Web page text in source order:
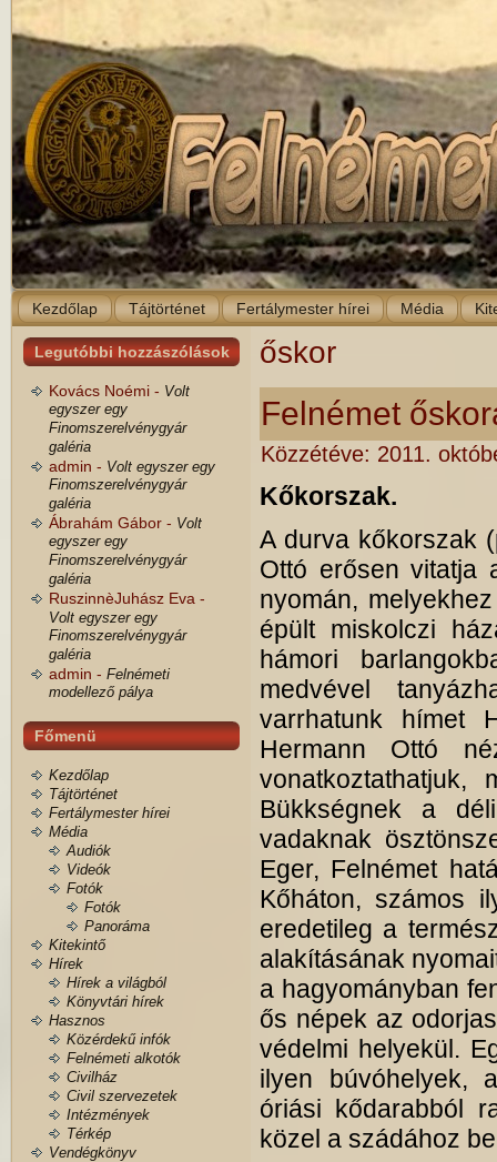
Kezdőlap Tájtörténet Fertálymester hírei Média
Legutóbbi hozzászólások
Kovács Noémi - Volt
egyszer egy
Finomszerelvénygyár
galéria
admin - Volt egyszer egy
Finomszerelvénygyár
galéria
Ábrahám Gábor - Volt
egyszer egy
Finomszerelvénygyár
galéria
RuszinnèJuhász Eva -
Volt egyszer egy
Finomszerelvénygyár
galéria
admin - Felnémeti
modellező pálya
Főmenü
Kezdőlap
Tájtörténet
Fertálymester hírei
Média
Audiók
Videók
Fotók
Fotók
Panoráma
Kitekintő
Hírek
Hírek a világból
Könyvtári hírek
Hasznos
Közérdekű infók
Felnémeti alkotók
Civilház
Civil szervezetek
Intézmények
Térkép
Vendégkönyv
őskor
Felnémet
Közzétéve: 2011.
Kőkorszak.
A durva kőkorszak
Ottó erősen vitatja
nyomán,
épült miskolczi
hámori
medvével
varrhatunk hímet
Hermann Ottó
Bükkségnek a
vadaknak
Eger, Felnémet
Kőháton, számos
eredetileg a
alakításának
a hagyományban
ős népek az
védelmi helyekül.
ilyen búvóhelyek,
óriási kődarabból
közel a szádához